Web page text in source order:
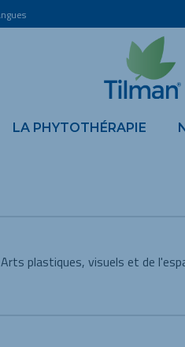
LA PHYTOTHÉRAPIE
plastiques, visuels et de